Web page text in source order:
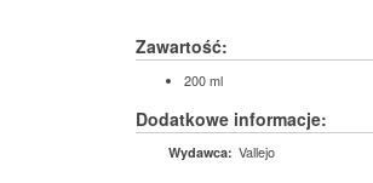
Zawartość:
200 ml
Dodatkowe informacje:
Wydawca: Vallejo